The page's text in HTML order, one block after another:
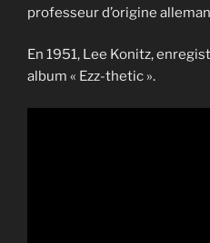
professeur d’origine
En 1951, Lee Konitz,
album « Ezz-thetic ».